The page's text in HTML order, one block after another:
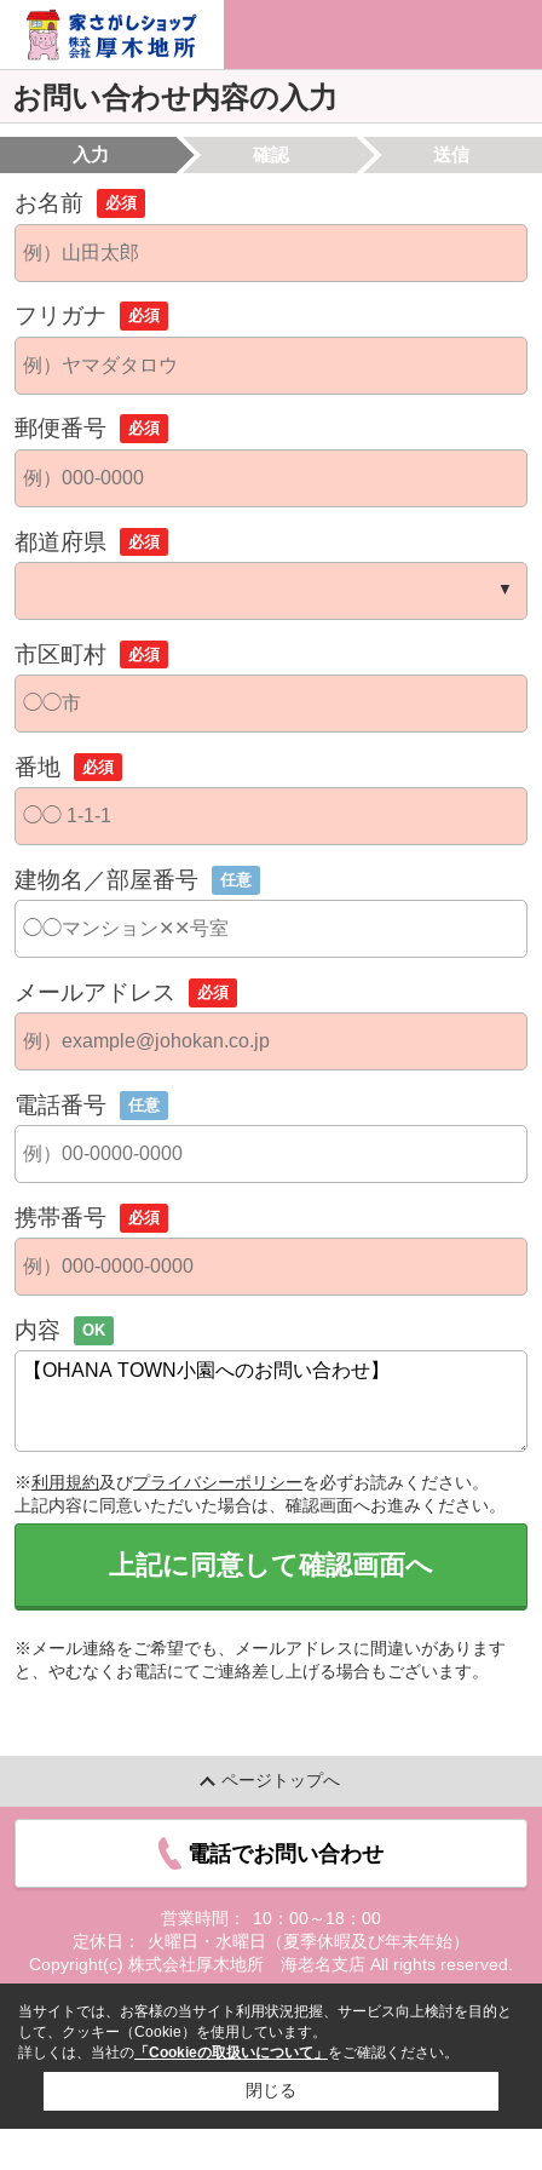
お問い合わせ内容の入力
入力 確認 送信
お名前 必須
フリガナ 必須
郵便番号 必須
都道府県 必須
市区町村 必須
番地 必須
建物名／部屋番号 任意
メールアドレス 必須
電話番号 任意
携帯番号 必須
内容 OK
※利用規約及びプライバシーポリシーを必ずお読みください。
上記内容に同意いただいた場合は、確認画面へお進みください。
上記に同意して確認画面へ
※メール連絡をご希望でも、メールアドレスに間違いがあります
と、やむなくお電話にてご連絡差し上げる場合もございます。
ページトップへ
電話でお問い合わせ
営業時間：
10：00～18：00
定休日：
火曜日・水曜日（夏季休暇及び年末年始）
Copyright(c) 株式会社厚木地所 海老名支店 All rights reserved.
当サイトでは、お客様の当サイト利用状況把握、サービス向上検討を目的と
して、クッキー（Cookie）を使用しています。
詳しくは、当社の 「Cookieの取扱いについて」 をご確認ください。
閉じる